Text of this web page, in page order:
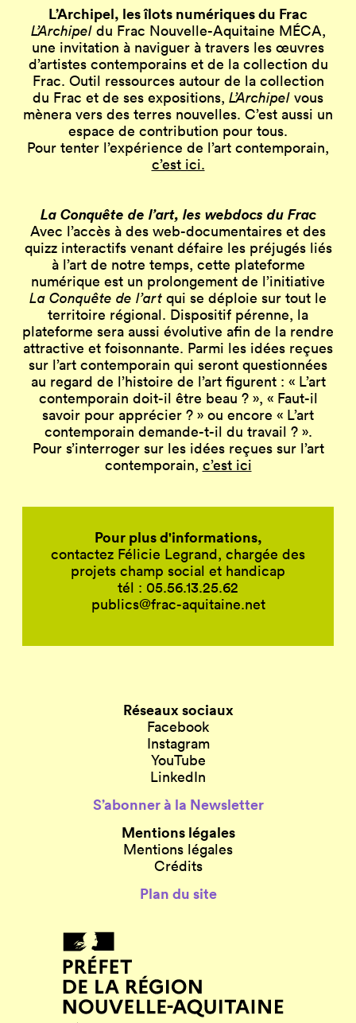
L’Archipel, les îlots numériques du Frac
L’Archipeldu Frac Nouvelle-Aquitaine MÉCA,
une invitation à naviguer à travers les œuvres
d’artistes contemporains et de la collection du
Frac. Outil ressources autour de la collection
du Frac et de ses expositions, L’Archipel vous
mènera vers des terres nouvelles. C’est aussi un
espace de contribution pour tous.
Pour tenter l’expérience de l’art contemporain,
c’est ici.
La Conquête de l’art, les webdocs du Frac
Avec l’accès à des web-documentaires et des
quizz interactifs venant défaire les préjugés liés
à l’art de notre temps, cette plateforme
numérique est un prolongement de l’initiative
La Conquête de l’art qui se déploie sur tout le
territoire régional. Dispositif pérenne, la
plateforme sera aussi évolutive afin de la rendre
attractive et foisonnante. Parmi les idées reçues
sur l’art contemporain qui seront questionnées
au regard de l’histoire de l’art figurent : « L’art
contemporain doit-il être beau ? », « Faut-il
savoir pour apprécier ? » ou encore « L’art
contemporain demande-t-il du travail ? ».
Pour s’interroger sur les idées reçues sur l’art
contemporain, c’est ici
Pour plus d'informations,
contactez Félicie Legrand, chargée des
projets champ social et handicap
tél : 05.56.13.25.62
publics@frac-aquitaine.net
Réseaux sociaux
Facebook
Instagram
YouTube
LinkedIn
S’abonner à la Newsletter
Mentions légales
Mentions légales
Crédits
Plan du site